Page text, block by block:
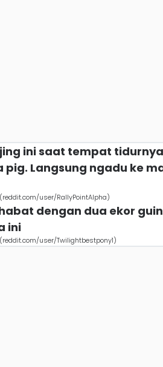
ini saat tempat tidurnya
Langsung ngadu ke
user/RallyPointAlpha)
dengan dua ekor
ini
user/Twilightbestpony1)